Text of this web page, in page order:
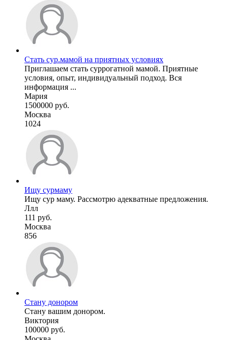
Стать сур.мамой на приятных условиях
Приглашаем стать суррогатной мамой. Приятные
условия, опыт, индивидуальный подход. Вся
информация ...
Мария
1500000 руб.
Москва
1024
Ищу сурмаму
Ищу сур маму. Рассмотрю адекватные предложения.
Ллл
111 руб.
Москва
856
Стану донором
Стану вашим донором.
Виктория
100000 руб.